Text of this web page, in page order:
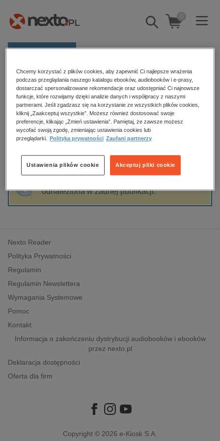
Pokaż/schowaj
wyszukiwarkę
0
Kategorie
Zobacz wszystkie E-prasa
budownictwo, aranżacja wnętrz
biznesowe, branżowe, gospodarka
dzienniki
edukacja
hobby, sport, rozrywka
komputery, internet, technologie, informatyka
polityka, społeczno-informacyjne
psychologiczne
inne
popularno-naukowe
historia
Strona główna Dariusz Starczewski
Dariusz Starczewski
Sortowanie Filtrowanie
odnaleziona w żadnej publikacji.
Nexto Reader
Polityka Prywatności
Regulamin
Regulamin Newslettera
Wymagania Systemowe
Pomoc
Kontakt
Informacja o zakończeniu dystrybucji audiobooków i ebooków
przez nexto.pl
Deklaracja dostępności
Oferta dla firm
Copyright © 2026 e-Kiosk S.A.
Chcemy korzystać z plików cookies, aby zapewnić Ci najlepsze wrażenia
podczas przeglądania naszego katalogu ebooków, audiobooków i e-prasy,
dostarczać spersonalizowane rekomendacje oraz udostępniać Ci najnowsze
funkcje, które rozwijamy dzięki analizie danych i współpracy z naszymi
partnerami. Jeśli zgadzasz się na korzystanie ze wszystkich plików cookies,
kliknij „Zaakceptuj wszystkie”. Możesz również dostosować swoje
preferencje, klikając „Zmień ustawienia”. Pamiętaj, że zawsze możesz
wycofać swoją zgodę, zmieniając ustawienia cookies lub
przeglądarki.
Polityka prywatności Zaufani partnerzy
Akceptuj pliki cookie
Ustawienia plików cookie